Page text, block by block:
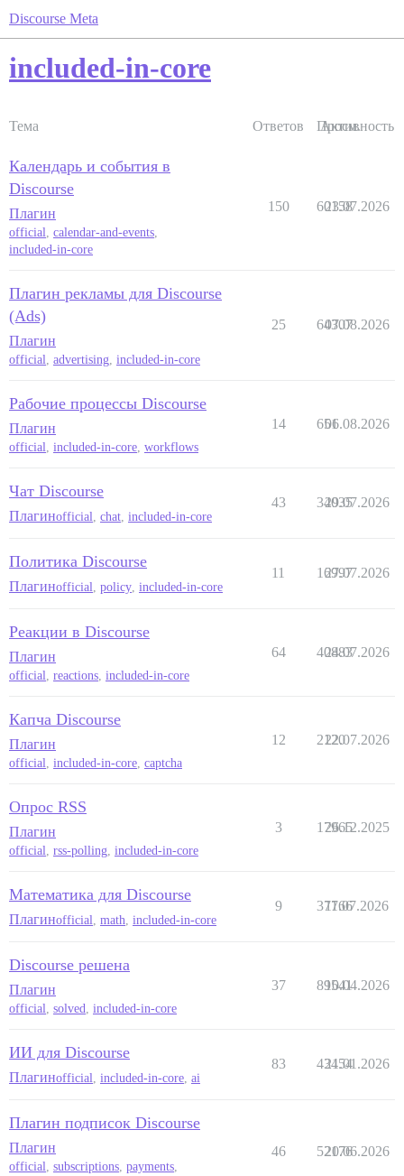
Discourse Meta
included-in-core
Тема Ответов Просм.
Активность
Календарь и события в
Discourse
Плагин
official, calendar-and-events,
included-in-core
150 60158
23.07.2026
Плагин рекламы для Discourse
(Ads)
Плагин
official, advertising, included-in-core
25 64307
07.08.2026
Рабочие процессы Discourse
Плагин
official, included-in-core, workflows
14 651
06.08.2026
Чат Discourse
Плагинofficial chat included-in-core
43 34035
29.07.2026
Политика Discourse
Плагинofficial policy included-in-core
11 16997
27.07.2026
Реакции в Discourse
Плагин
official, reactions, included-in-core
64 40883
24.07.2026
Капча Discourse
Плагин
official, included-in-core, captcha
12 2120
22.07.2026
Опрос RSS
Плагин
official, rss-polling, included-in-core
3 17965
26.12.2025
Математика для Discourse
Плагинofficial math included-in-core
9 37766
11.07.2026
Discourse решена
Плагин
official, solved, included-in-core
37 89541
10.04.2026
ИИ для Discourse
Плагинofficial included-in-core ai
83 43454
21.01.2026
Плагин подписок Discourse
Плагин
official, subscriptions, payments,
46 52176
20.06.2026